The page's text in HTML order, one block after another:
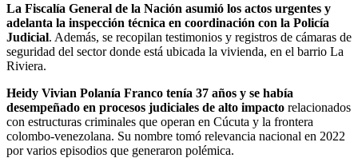
La Fiscalía General de la Nación asumió los actos urgentes y
adelanta la inspección técnica en coordinación con la Policía
Judicial. Además, se recopilan testimonios y registros de cámaras de
seguridad del sector donde está ubicada la vivienda, en el barrio La
Riviera.
Heidy Vivian Polanía Franco tenía 37 años y se había
desempeñado en procesos judiciales de alto impacto relacionados
con estructuras criminales que operan en Cúcuta y la frontera
colombo-venezolana. Su nombre tomó relevancia nacional en 2022
por varios episodios que generaron polémica.